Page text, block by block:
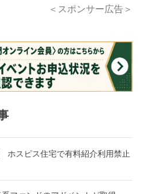
＜スポンサー広告＞
スピス住宅で有料紹介利用禁止